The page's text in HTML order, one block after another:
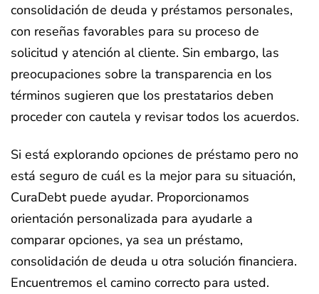
consolidación de deuda y préstamos personales,
con reseñas favorables para su proceso de
solicitud y atención al cliente. Sin embargo, las
preocupaciones sobre la transparencia en los
términos sugieren que los prestatarios deben
proceder con cautela y revisar todos los acuerdos.
Si está explorando opciones de préstamo pero no
está seguro de cuál es la mejor para su situación,
CuraDebt puede ayudar. Proporcionamos
orientación personalizada para ayudarle a
comparar opciones, ya sea un préstamo,
consolidación de deuda u otra solución financiera.
Encuentremos el camino correcto para usted.